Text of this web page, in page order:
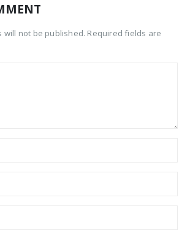
will not be published. Required fields are